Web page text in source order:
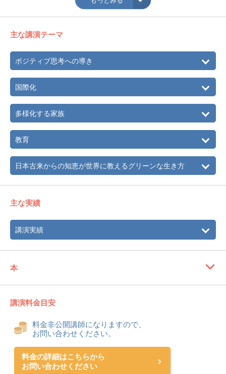
月 「地球の日」に「green day of week」の本に選ばれる5
月 2010 National Indie Excellence Awards [Finalist]を受賞
主な講演テーマ
ポジティブ思考への導き
国際化
多様化する家族
教育
日本古来からの知恵が世界に教えるグリーンな生き方
主な実績
講演実績
本
講演料金目安
料金非公開講師になりますので、
お問い合わせください。
料金の詳細はこちらから
お問い合わせください